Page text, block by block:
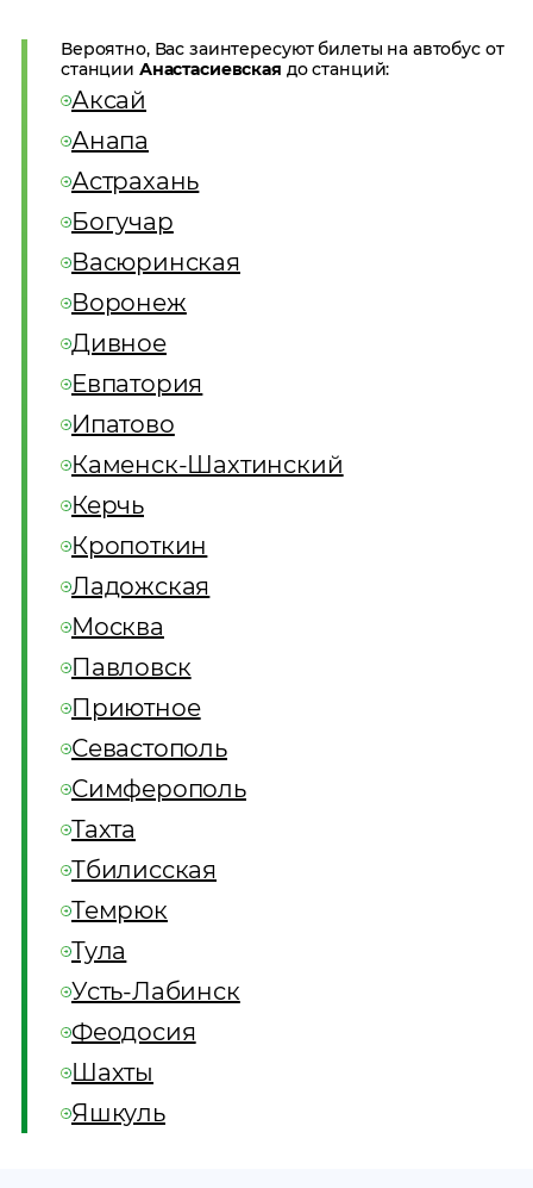
Вероятно, Вас заинтересуют билеты на автобус от
станции Анастасиевская до станций:
Аксай
Анапа
Астрахань
Богучар
Васюринская
Воронеж
Дивное
Евпатория
Ипатово
Каменск-Шахтинский
Керчь
Кропоткин
Ладожская
Москва
Павловск
Приютное
Севастополь
Симферополь
Тахта
Тбилисская
Темрюк
Тула
Усть-Лабинск
Феодосия
Шахты
Яшкуль